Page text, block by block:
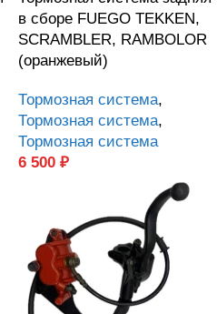
в сборе FUEGO TEKKEN,
SCRAMBLER, RAMBOLOR
(оранжевый)
Тормозная система,
Тормозная система,
Тормозная система
6 500 ₽